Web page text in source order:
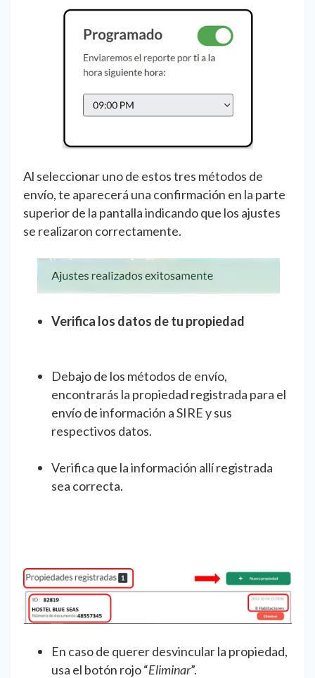
Al seleccionar uno de estos tres métodos de
envío, te aparecerá una confirmación en la parte
superior de la pantalla indicando que los ajustes
se realizaron correctamente.
Verifica los datos de tu propiedad
Debajo de los métodos de envío,
encontrarás la propiedad registrada para el
envío de información a SIRE y sus
respectivos datos.
Verifica que la información allí registrada
sea correcta.
En caso de querer desvincular la propiedad,
usa el botón rojo “Eliminar”.